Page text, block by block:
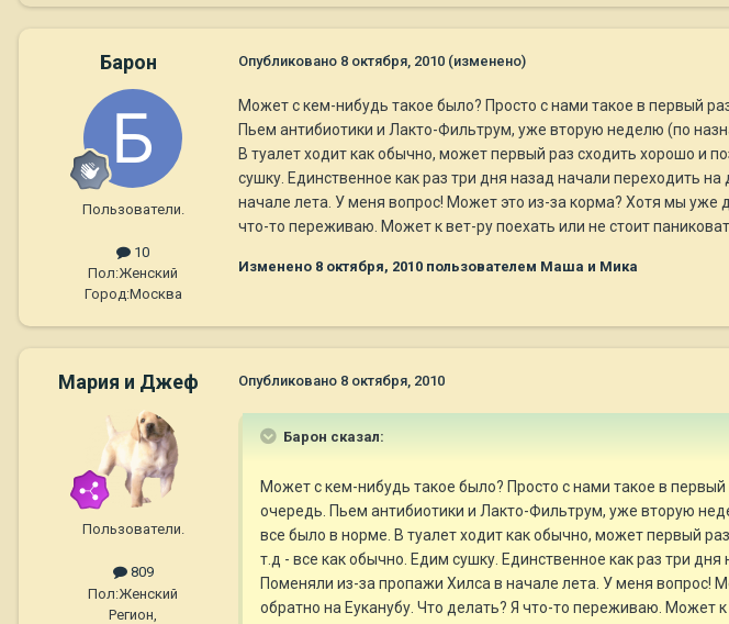
Барон
Пользователи.
10
Пол:Женский
Город:Москва
Опубликовано 8 октября, 2010 (изменено)
Может с кем-нибудь такое было? Просто с нами такое в первый
Пьем антибиотики и Лакто-Фильтрум, уже вторую неделю (по
В туалет ходит как обычно, может первый раз сходить хорошо и
сушку. Единственное как раз три дня назад начали переходить
начале лета. У меня вопрос! Может это из-за корма? Хотя мы уже
что-то переживаю. Может к вет-ру поехать или не стоит
Изменено 8 октября, 2010 пользователем Маша и Мика
Мария и Джеф
Пользователи.
809
Пол:Женский
Регион,
Опубликовано 8 октября, 2010
Барон сказал:
Может с кем-нибудь такое было? Просто с нами такое в
очередь. Пьем антибиотики и Лакто-Фильтрум, уже вторую
все было в норме. В туалет ходит как обычно, может первый
т.д - все как обычно. Едим сушку. Единственное как раз три
Поменяли из-за пропажи Хилса в начале лета. У меня вопрос!
обратно на Еуканубу. Что делать? Я что-то переживаю. Может